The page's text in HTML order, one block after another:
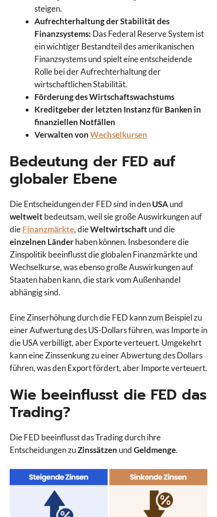
steigen.
Aufrechterhaltung der Stabilität des
Finanzsystems: Das Federal Reserve System ist
ein wichtiger Bestandteil des amerikanischen
Finanzsystems und spielt eine entscheidende
Rolle bei der Aufrechterhaltung der
wirtschaftlichen Stabilität.
Förderung des Wirtschaftswachstums
Kreditgeber der letzten Instanz für Banken in
finanziellen Notfällen
Verwalten vonWechselkursen
Bedeutung der FED auf
globaler Ebene
Die Entscheidungen der FED sind in denUSAund
weltweit bedeutsam, weil sie große Auswirkungen auf
dieFinanzmärkte, dieWeltwirtschaft und die
einzelnen Länderhaben können. Insbesondere die
Zinspolitik beeinflusst die globalen Finanzmärkte und
Wechselkurse, was ebenso große Auswirkungen auf
Staaten haben kann, die stark vom Außenhandel
abhängig sind.
Eine Zinserhöhung durch die FED kann zum Beispiel zu
einer Aufwertung des US-Dollars führen, was Importe in
die USA verbilligt, aber Exporte verteuert. Umgekehrt
kann eine Zinssenkung zu einer Abwertung des Dollars
führen, was den Export fördert, aber Importe verteuert.
Wie beeinflusst die FED das
Trading?
Die FED beeinflusst das Trading durch ihre
Entscheidungen zuZinssätzen undGeldmenge.